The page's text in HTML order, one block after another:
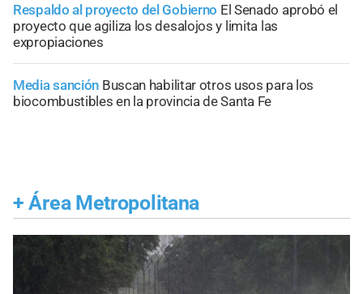
Respaldo al proyecto del Gobierno El Senado aprobó el
proyecto que agiliza los desalojos y limita las
expropiaciones
Media sanción Buscan habilitar otros usos para los
biocombustibles en la provincia de Santa Fe
+ Área Metropolitana